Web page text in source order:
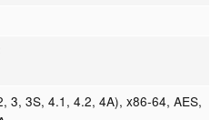
3, 3S, 4.1, 4.2, 4A), x86-64, AES,